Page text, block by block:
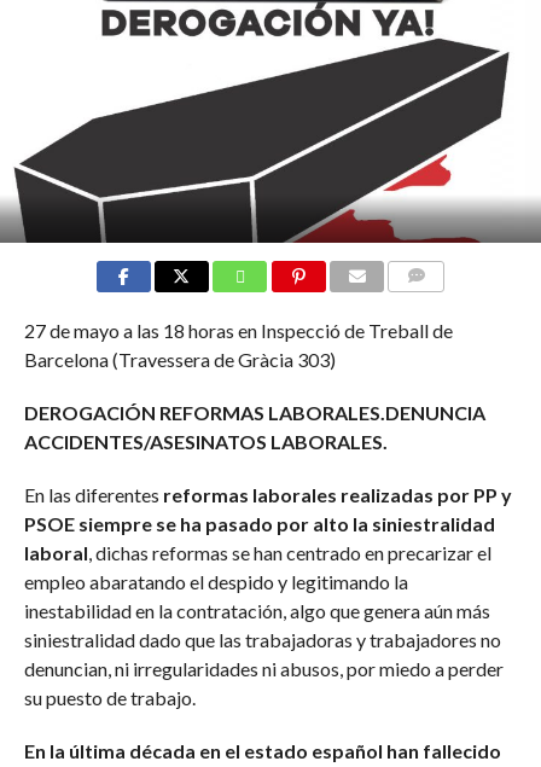
27 de mayo a las 18 horas en Inspecció de Treball de
Barcelona (Travessera de Gràcia 303)
DEROGACIÓN REFORMAS LABORALES.DENUNCIA
ACCIDENTES/ASESINATOS LABORALES.
En las diferentes reformas laborales realizadas por PP y
PSOE siempre se ha pasado por alto la siniestralidad
laboral, dichas reformas se han centrado en precarizar el
empleo abaratando el despido y legitimando la
inestabilidad en la contratación, algo que genera aún más
siniestralidad dado que las trabajadoras y trabajadores no
denuncian, ni irregularidades ni abusos, por miedo a perder
su puesto de trabajo.
En la última década en el estado español han fallecido